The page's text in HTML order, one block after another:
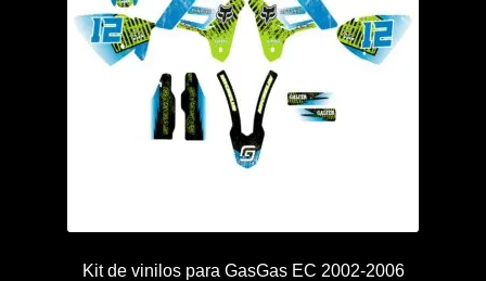
Kit de vinilos para GasGas EC 2002-2006